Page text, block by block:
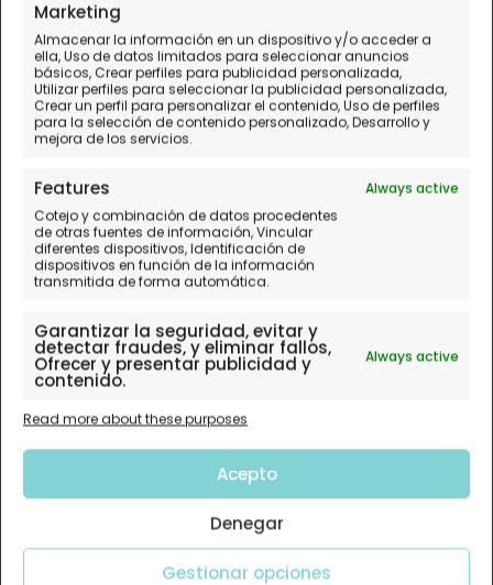
Marketing
Almacenar la información en un dispositivo y/o acceder a
ella, Uso de datos limitados para seleccionar anuncios
básicos, Crear perfiles para publicidad personalizada,
Utilizar perfiles para seleccionar la publicidad personalizada,
Crear un perfil para personalizar el contenido, Uso de perfiles
para la selección de contenido personalizado, Desarrollo y
mejora de los servicios.
Features
Always active
Cotejo y combinación de datos procedentes
de otras fuentes de información, Vincular
diferentes dispositivos, Identificación de
dispositivos en función de la información
transmitida de forma automática.
Garantizar la seguridad, evitar y
detectar fraudes, y eliminar fallos,
Ofrecer y presentar publicidad y
contenido.
Always active
Read more about these purposes
Acepto
Denegar
Gestionar opciones